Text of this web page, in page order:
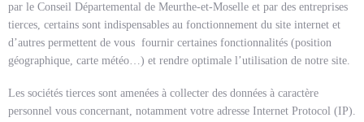
par le Conseil Départemental de Meurthe-et-Moselle et par des entreprises
tierces, certains sont indispensables au fonctionnement du site internet et
d’autres permettent de vous fournir certaines fonctionnalités (position
géographique, carte météo…) et rendre optimale l’utilisation de notre site.
Les sociétés tierces sont amenées à collecter des données à caractère
personnel vous concernant, notamment votre adresse Internet Protocol (IP).